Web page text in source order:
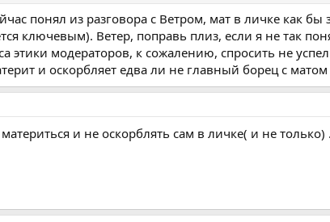
понял из разговора с Ветром, мат в личке как
ключевым). Ветер, поправь плиз, если я не так
этики модераторов, к сожалению, спросить не
и оскорбляет едва ли не главный борец с
и не оскорблять сам в личке( и не только)